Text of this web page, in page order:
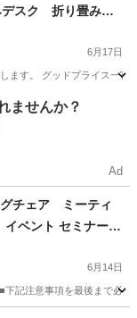
スク 折り畳み会
務ヶ原 岐南町
宮
6月17日
ます。 グッドプライス
ませんか？
Ad
チェア ミーティ
イベント セミナー
岩倉 岐阜 羽島 各
ス一宮
6月14日
注意事項を最後まで必ず